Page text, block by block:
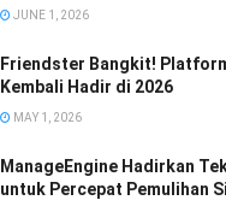
JUNE 1, 2026
Friendster Bangkit!
Kembali Hadir di 2026
MAY 1, 2026
ManageEngine Hadirkan
untuk Percepat Pemulihan